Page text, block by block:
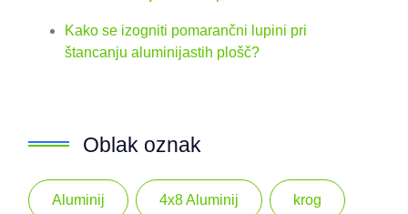
Kako se izogniti pomarančni lupini pri
štancanju aluminijastih plošč?
Oblak oznak
Aluminij 4x8 Aluminij krog